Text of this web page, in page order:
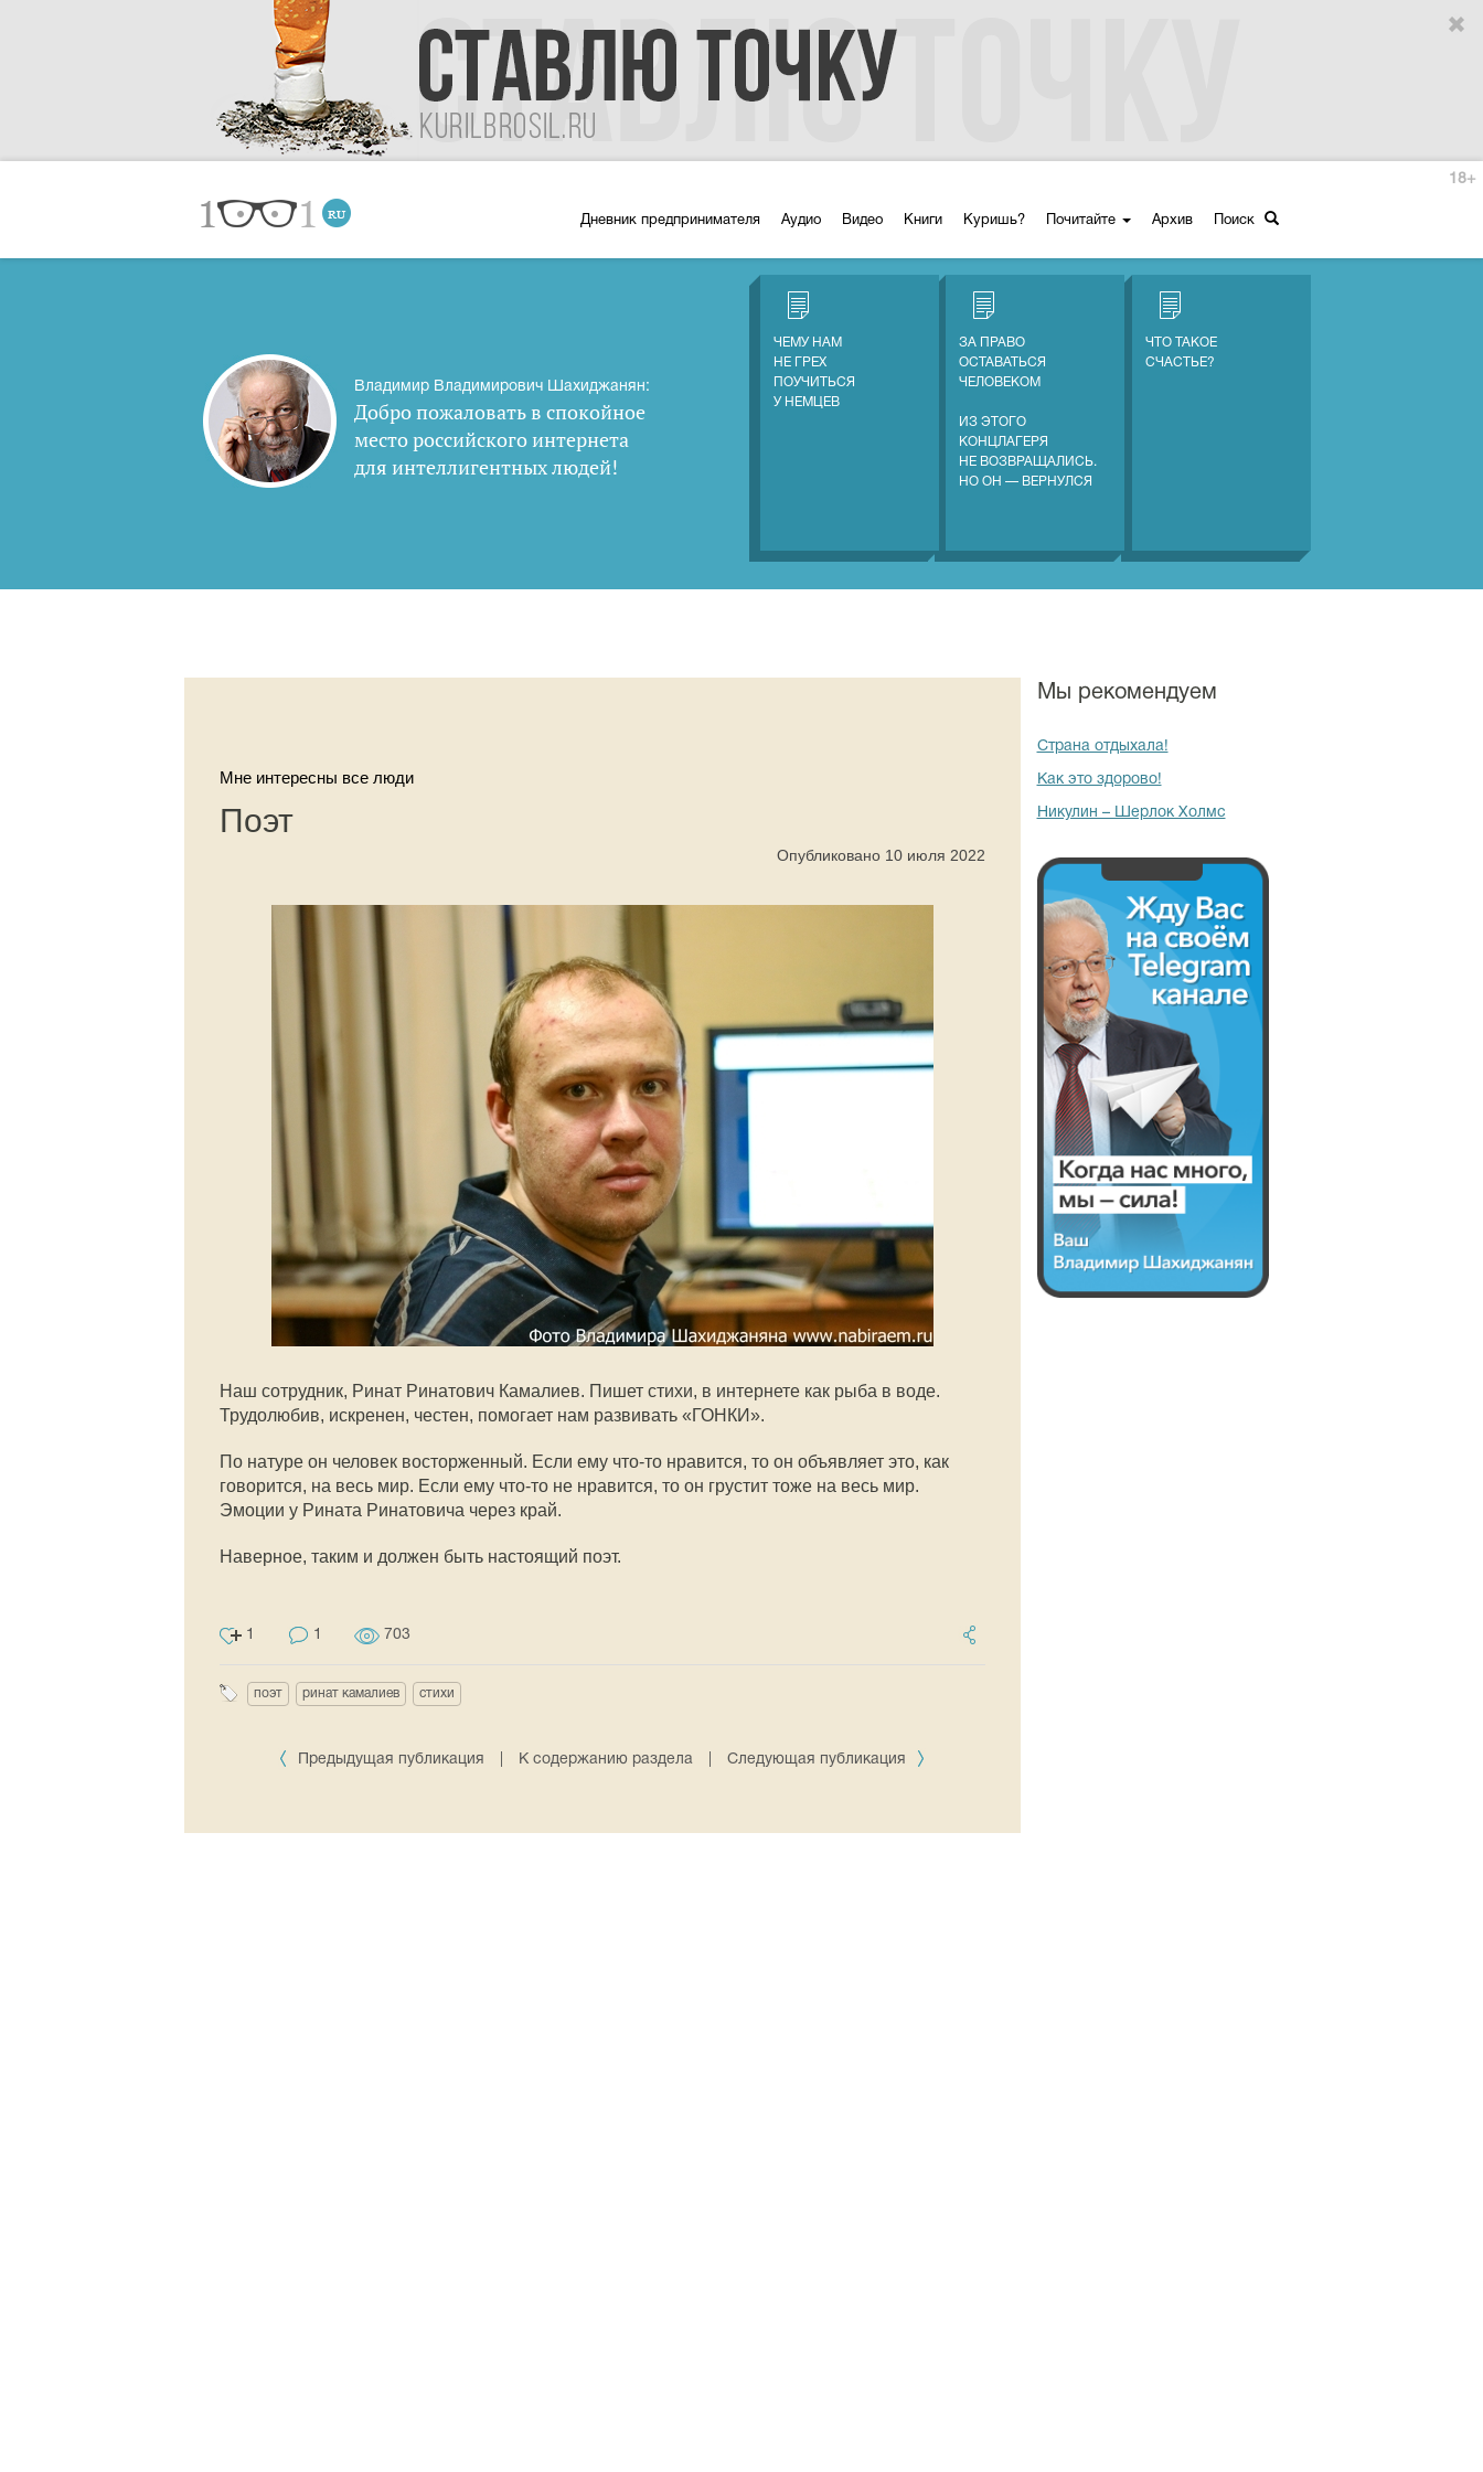
Дневник предпринимателя Аудио Видео Книги Куришь? Почитайте Архив Поиск
18+
Владимир Владимирович Шахиджанян:
Добро пожаловать в спокойное
место российского интернета
для интеллигентных людей!
ЧЕМУ НАМ
НЕ ГРЕХ
ПОУЧИТЬСЯ
У НЕМЦЕВ
ЗА ПРАВО
ОСТАВАТЬСЯ
ЧЕЛОВЕКОМ
ИЗ ЭТОГО
КОНЦЛАГЕРЯ
НЕ ВОЗВРАЩАЛИСЬ.
НО ОН — ВЕРНУЛСЯ
ЧТО ТАКОЕ
СЧАСТЬЕ?
Мне интересны все люди
Поэт
Опубликовано 10 июля 2022
Наш сотрудник, Ринат Ринатович Камалиев. Пишет стихи, в интернете как рыба в воде.
Трудолюбив, искренен, честен, помогает нам развивать «ГОНКИ».
По натуре он человек восторженный. Если ему что-то нравится, то он объявляет это, как
говорится, на весь мир. Если ему что-то не нравится, то он грустит тоже на весь мир.
Эмоции у Рината Ринатовича через край.
Наверное, таким и должен быть настоящий поэт.
1 1 703
поэт ринат камалиев стихи
Предыдущая публикация К содержанию раздела Следующая публикация
Мы рекомендуем
Страна отдыхала!
Как это здорово!
Никулин – Шерлок Холмс